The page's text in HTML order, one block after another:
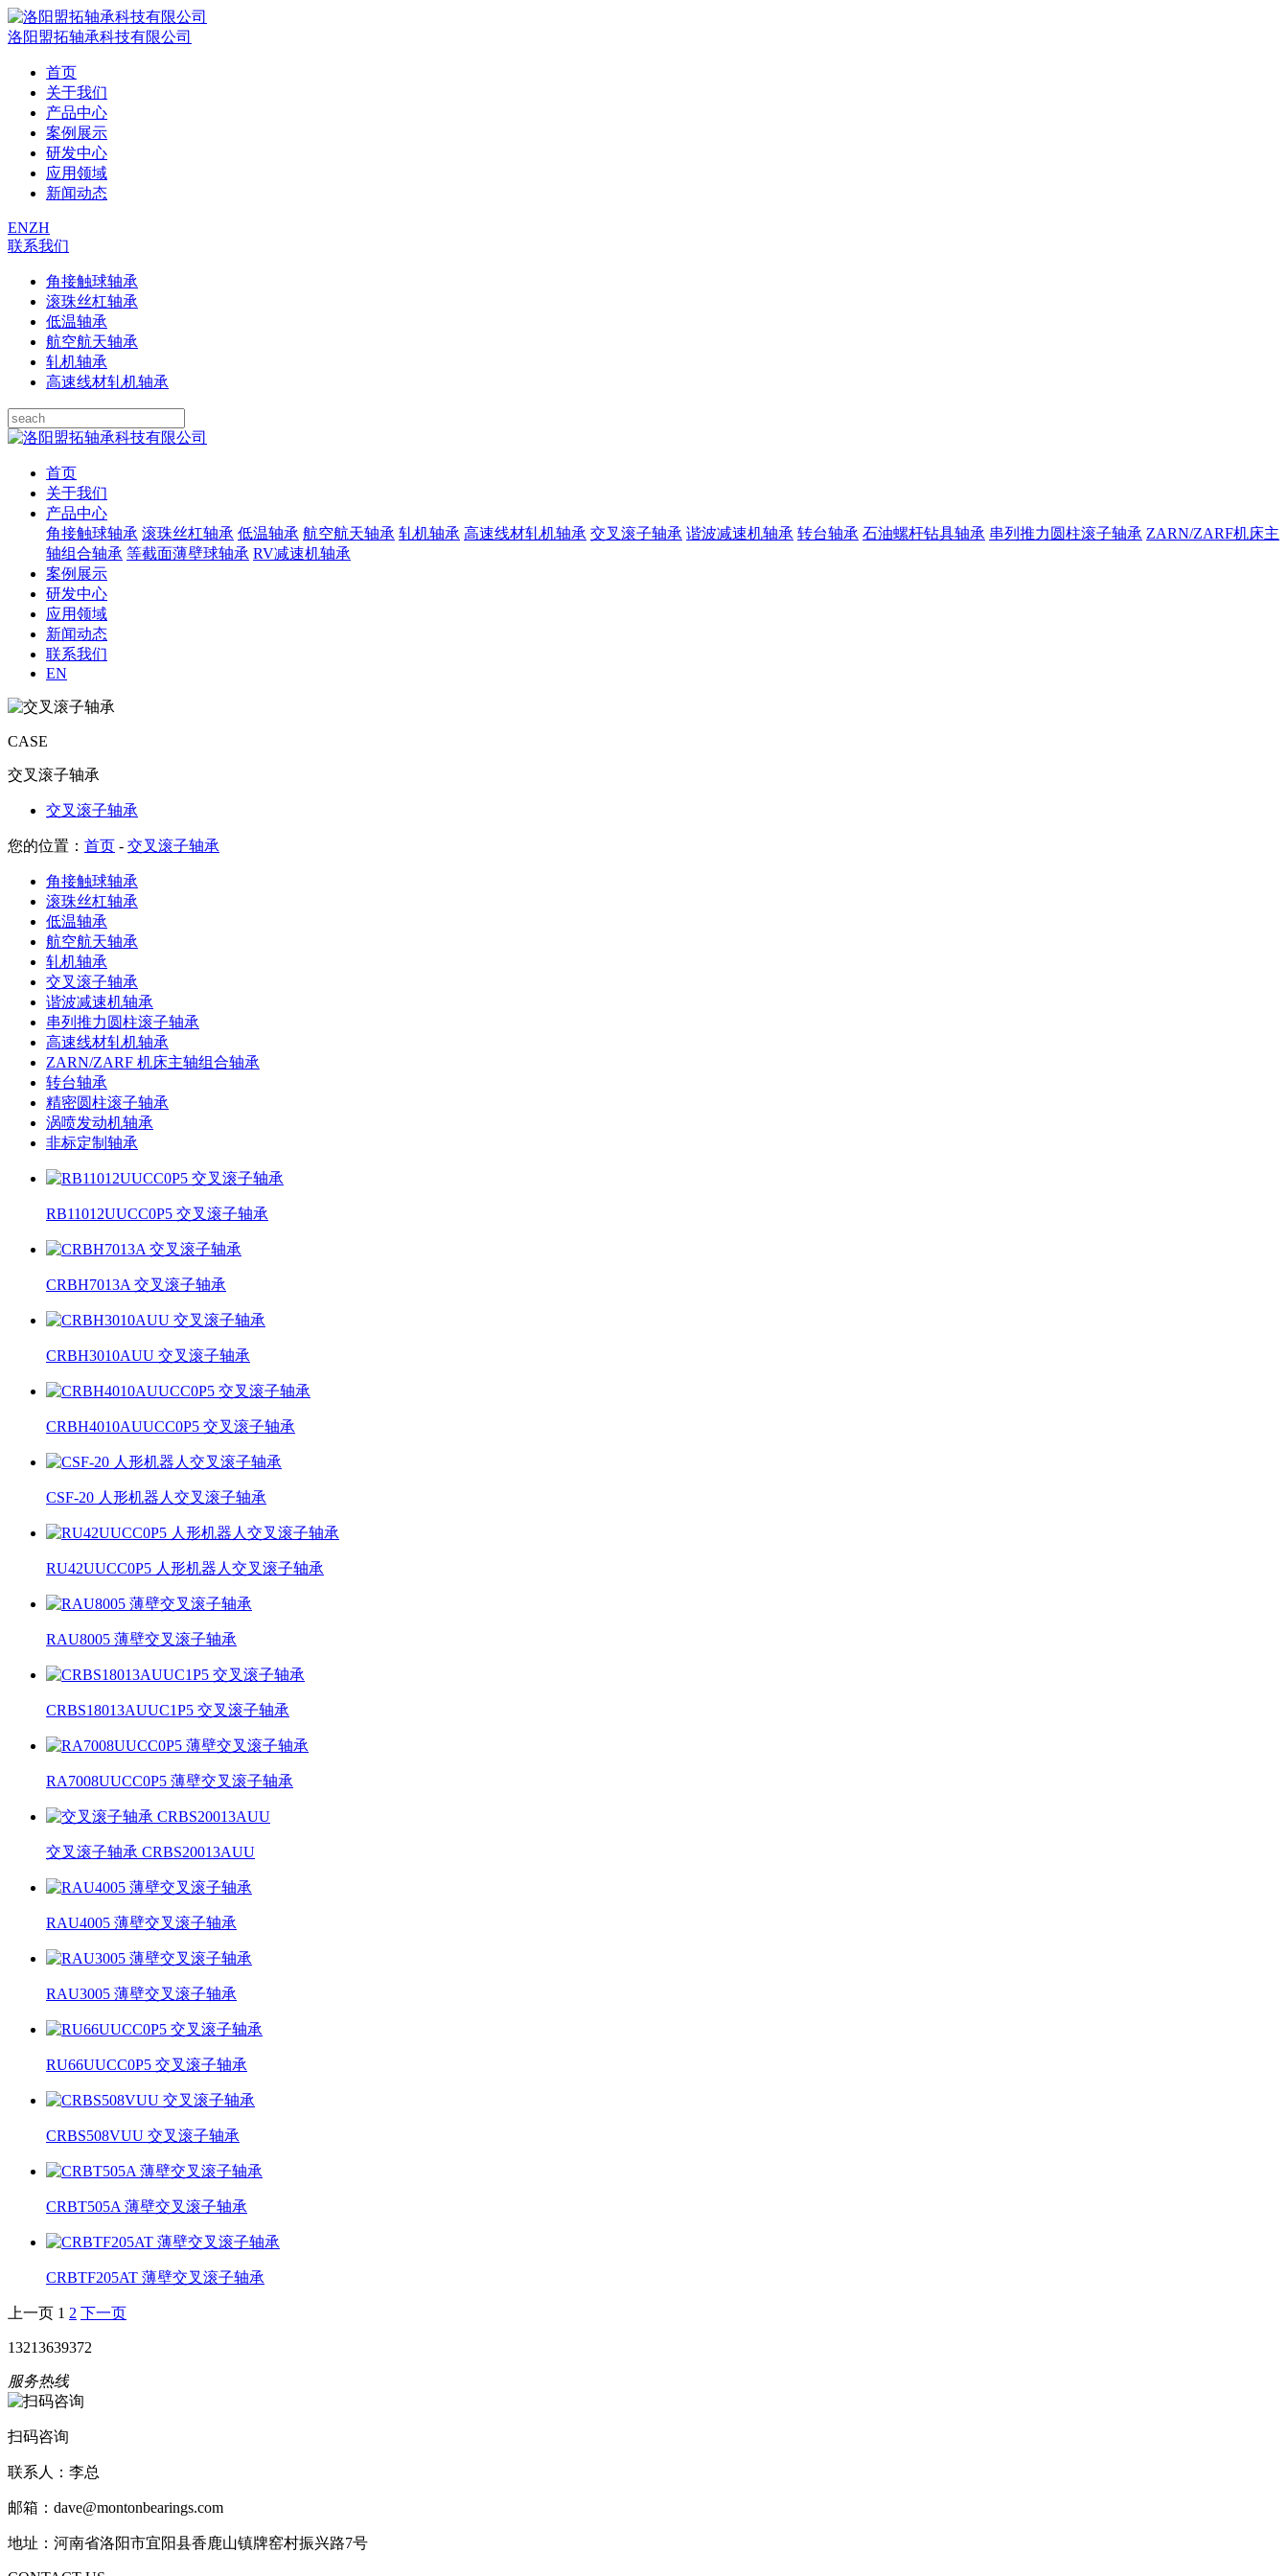
洛阳盟拓轴承科技有限公司
首页
关于我们
产品中心
案例展示
研发中心
应用领域
新闻动态
ENZH
联系我们
角接触球轴承
滚珠丝杠轴承
低温轴承
航空航天轴承
轧机轴承
高速线材轧机轴承
首页
关于我们
产品中心
角接触球轴承 滚珠丝杠轴承 低温轴承 航空航天轴承 轧机轴承 高速线材轧机轴承 交叉滚子轴承 谐波减速机轴承 转台轴承 石油螺杆钻具轴承 串列推力圆柱滚子轴承 ZARN/ZARF机床主
轴组合轴承 等截面薄壁球轴承 RV减速机轴承
案例展示
研发中心
应用领域
新闻动态
联系我们
EN
CASE
交叉滚子轴承
交叉滚子轴承
您的位置： 首页 - 交叉滚子轴承
角接触球轴承
滚珠丝杠轴承
低温轴承
航空航天轴承
轧机轴承
交叉滚子轴承
谐波减速机轴承
串列推力圆柱滚子轴承
高速线材轧机轴承
ZARN/ZARF 机床主轴组合轴承
转台轴承
精密圆柱滚子轴承
涡喷发动机轴承
非标定制轴承
RB11012UUCC0P5 交叉滚子轴承
CRBH7013A 交叉滚子轴承
CRBH3010AUU 交叉滚子轴承
CRBH4010AUUCC0P5 交叉滚子轴承
CSF-20 人形机器人交叉滚子轴承
RU42UUCC0P5 人形机器人交叉滚子轴承
RAU8005 薄壁交叉滚子轴承
CRBS18013AUUC1P5 交叉滚子轴承
RA7008UUCC0P5 薄壁交叉滚子轴承
交叉滚子轴承 CRBS20013AUU
RAU4005 薄壁交叉滚子轴承
RAU3005 薄壁交叉滚子轴承
RU66UUCC0P5 交叉滚子轴承
CRBS508VUU 交叉滚子轴承
CRBT505A 薄壁交叉滚子轴承
CRBTF205AT 薄壁交叉滚子轴承
上一页 1 2 下一页
13213639372
服务热线
扫码咨询
联系人：李总
邮箱：dave@montonbearings.com
地址：河南省洛阳市宜阳县香鹿山镇牌窑村振兴路7号